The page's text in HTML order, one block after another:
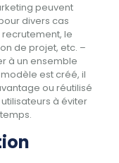
peuvent
divers cas
recrutement, le
de projet, etc. –
à un ensemble
est créé, il
ou réutilisé
à éviter